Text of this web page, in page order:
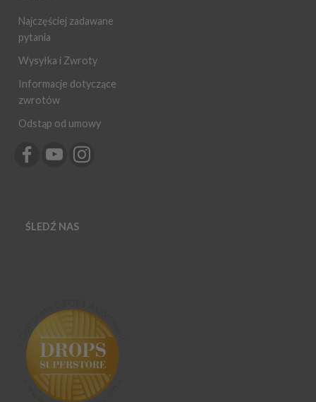
Najczęściej zadawane
pytania
Wysyłka i Zwroty
Informacje dotyczące
zwrotów
Odstąp od umowy
ŚLEDŹ NAS